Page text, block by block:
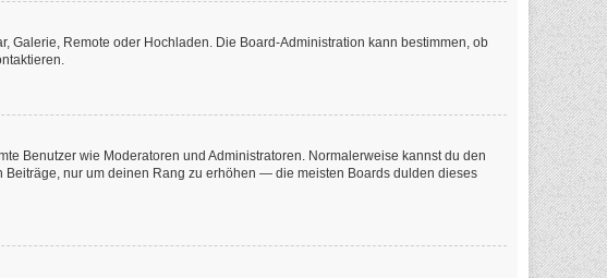
Galerie, Remote oder Hochladen. Die Board-Administration kann bestimmen, ob
Benutzer wie Moderatoren und Administratoren. Normalerweise kannst du den
nur um deinen Rang zu erhöhen — die meisten Boards dulden dieses